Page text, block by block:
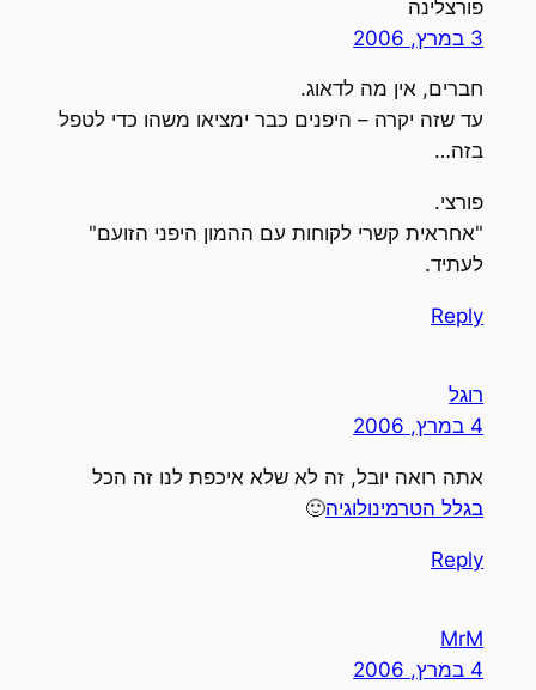
פורצלינה
3 במרץ, 2006
חברים, אין מה לדאוג.
עד שזה יקרה – היפנים כבר ימציאו משהו כדי לטפל
בזה…
פורצי.
"אחראית קשרי לקוחות עם ההמון היפני הזועם"
לעתיד.
Reply
רוגל
4 במרץ, 2006
אתה רואה יובל, זה לא שלא איכפת לנו זה הכל
בגלל הטרמינולוגיה🙂
Reply
MrM
4 במרץ, 2006